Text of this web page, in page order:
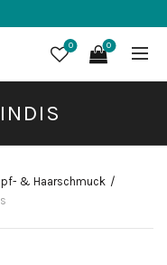
0 0
& Haarschmuck